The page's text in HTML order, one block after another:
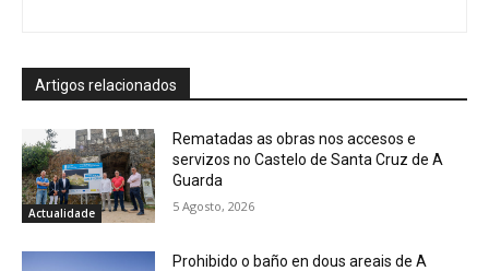
Artigos relacionados
Actualidade
Rematadas as obras nos accesos e
servizos no Castelo de Santa Cruz de A
Guarda
5 Agosto, 2026
Prohibido o baño en dous areais de A